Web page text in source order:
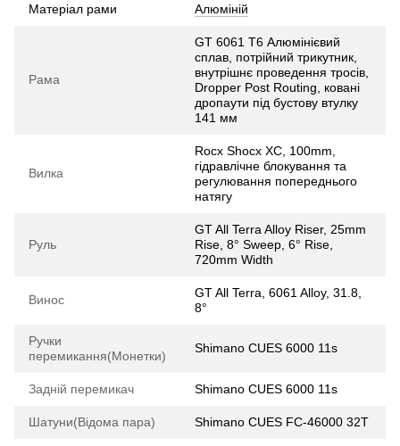
Матеріал рами Алюміній
Рама
GT 6061 T6 Алюмінієвий
сплав, потрійний трикутник,
внутрішнє проведення тросів,
Dropper Post Routing, ковані
дропаути під бустову втулку
141 мм
Вилка
Rocx Shocx XC, 100mm,
гідравлічне блокування та
регулювання попереднього
натягу
Руль
GT All Terra Alloy Riser, 25mm
Rise, 8° Sweep, 6° Rise,
720mm Width
Винос
GT All Terra, 6061 Alloy, 31.8,
8°
Ручки
перемикання(Монетки)
Shimano CUES 6000 11s
Задній перемикач Shimano CUES 6000 11s
Шатуни(Відома пара) Shimano CUES FC-46000 32T